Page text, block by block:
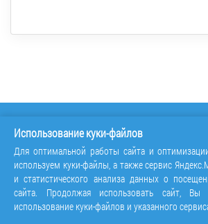
Использование куки-файлов
Для оптимальной работы сайта и
используем куки-файлы, а также сервис
и статистического анализа данных о
сайта. Продолжая использовать сайт, Вы
использование куки-файлов и указанного